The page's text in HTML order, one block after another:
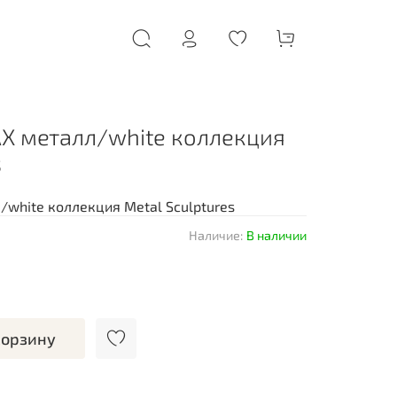
Наличие: В наличии
металл/white коллекция
white коллекция Metal Sculptures